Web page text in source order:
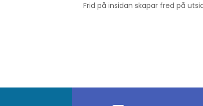
Frid på insidan skapar fred på